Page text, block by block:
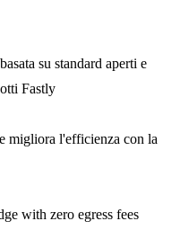
su standard aperti e
Fastly
migliora l'efficienza con la
with zero egress fees